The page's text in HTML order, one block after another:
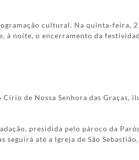
cultural. Na quinta-feira,
à noite, o encerramento da
de Nossa Senhora das Graças,
presidida pelo pároco da
seguirá até a Igreja de São